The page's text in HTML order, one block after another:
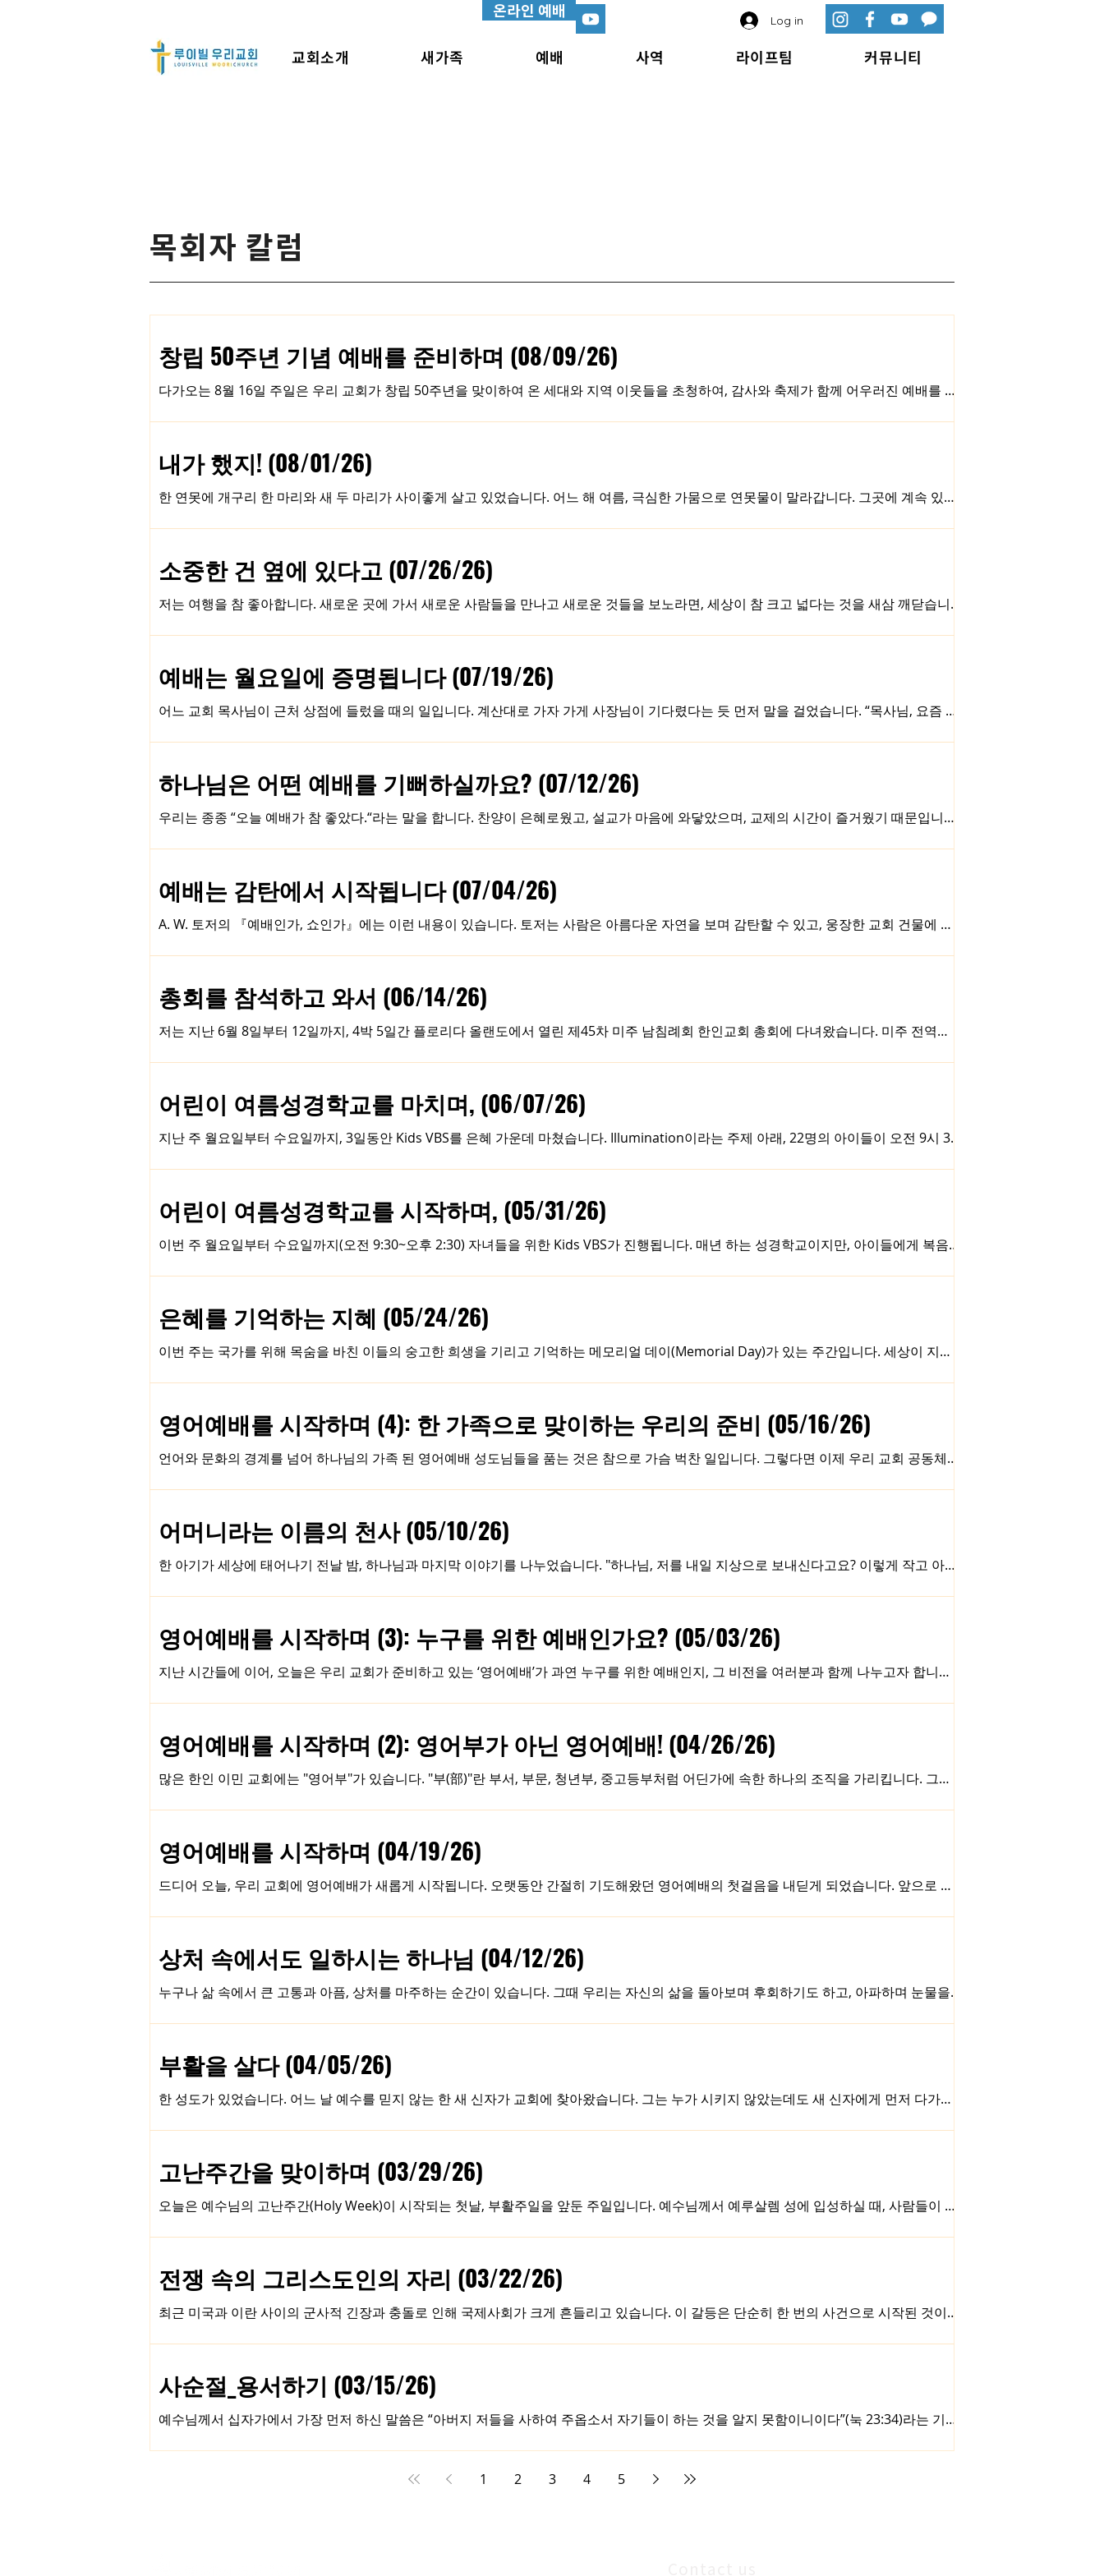
온라인 예배 Log in
교회소개 새가족 예배 사역 라이프팀 커뮤니티
목회자 칼럼
창립 50주년 기념 예배를 준비하며 (08/09/26)
다가오는 8월 16일 주일은 우리 교회가 창립 50주년을 맞이하여 온 세대와 지역 이웃들을 초청하여, 감사와 축제가 함께 어우러진 예배를 드
이나 의지가 아니라, 전적으로 하나님의 열심이 우리를 여기까지 이끌어오신 은혜였음을, 이번 예배를 통해 함께 고백하기 원합니다. 그리고
그 은혜 위에서, 이제는 하나님의 영광을 나타내며 나아갈 다음 50년을 기대하며 나아가길 소망합니다. 그래서 이번 기념예배는 단지 지난날
을 돌아보는 자리에 머물지 않고, 앞으로의 비전을 위해 함께 기도하는 시간이 되었으면 합니다. 이 루이빌 지역 가운데 하나님께서 품고 계
신 뜻과 계획이 무엇인지 발견하고, 그
내가 했지! (08/01/26)
한 연못에 개구리 한 마리와 새 두 마리가 사이좋게 살고 있었습니다. 어느 해 여름, 극심한 가뭄으로 연못물이 말라갑니다. 그곳에 계속 있다
오. 그런 일이 일어난다면 얼마나 재미있는 장면이겠습니까? 그런데 정말 그것이 현실이 되었고, 동네 아이들이 새와 개구리가 날아가는 모
습을 보고 신기해하며 말했습니다. “와, 진짜 멋지다! 누가 저렇게 멋진 아이디어를 냈지?” 그러자 나뭇가지를 물고 있던 개구리가 너무나 자
랑하고 싶어서 견딜 수 없었습니다. “내가 했지!” 그 순간 개구리는 떨어져 죽고 말았습니다. 우리 공동체 안에는 저마다 하나님께서 주신 각
기 다른 은사가 존재합니다. 어떤
소중한 건 옆에 있다고 (07/26/26)
저는 여행을 참 좋아합니다. 새로운 곳에 가서 새로운 사람들을 만나고 새로운 것들을 보노라면, 세상이 참 크고 넓다는 것을 새삼 깨닫습니
니다. 성도님들의 배려 덕분에 오랜만에 휴가를 얻어 한국에 다녀왔습니다. 가족들과 친척들, 그리운 지인들을 만나고 이곳저곳 여행도 하면
서, 익숙한 일상에서 잠시 벗어나 쉼을 누리고 왔습니다. 그리고 그 쉼 가운데 그동안 보지 못했던 것들, 미처 깨닫지 못했던 것들을 하나씩 돌
아보게 되었고, 하나님께 감사드릴 일들을 다시금 고백하는 시간이 되었습니다. 그런데 이번 여행에서 무엇보다 다시 한번 깊이 깨달은 것은,
집이 참 좋다는
예배는 월요일에 증명됩니다 (07/19/26)
어느 교회 목사님이 근처 상점에 들렀을 때의 일입니다. 계산대로 가자 가게 사장님이 기다렸다는 듯 먼저 말을 걸었습니다. “목사님, 요즘 교
이 있었나 싶었습니다.” 우리는 흔히 예배를 한 시간의 예식으로 생각하기 쉽습니다. 그러나 주일 예배가 끝나고 예배당 문을 나서는 순간부
터 삶의 예배가 시작됩니다. 예배 가운데 받은 은혜는 우리의 말과 행동, 가정과 직장, 그리고 가장 가까운 사람들을 대하는 태도 속에서 드러
나야 합니다. 하나님께서는 이러한 삶의 예배를 기뻐하십니다. 주일에는 하나님을 찬양하지만 월요일에는 세상 사람들과 다를 바 없이 살아
간다면, 우리는 예배를 드렸을지
하나님은 어떤 예배를 기뻐하실까요? (07/12/26)
우리는 종종 “오늘 예배가 참 좋았다.“라는 말을 합니다. 찬양이 은혜로웠고, 설교가 마음에 와닿았으며, 교제의 시간이 즐거웠기 때문입니다.
성경이 가르치는 방식대로 하나님께 드려지는 예배라고 말합니다. 그는 예배의 중심은 화려한 형식이 아니라 하나님 자신이며, 참된 예배는
하나님을 향한 믿음과 사랑, 그리고 경외함에서 시작된다고 강조합니다. 하나님께서는 예배의 길이나 규모보다 예배자의 마음을 먼저 보십
니다. 우리는 때때로 예배를 평가하는 사람이 되기 쉽습니다. 찬양은 어땠는지, 설교는 어땠는지, 분위기는 어땠는지를 이야기합니다. 그러나
성경은 예배를 평
예배는 감탄에서 시작됩니다 (07/04/26)
A. W. 토저의 『예배인가, 쇼인가』에는 이런 내용이 있습니다. 토저는 사람은 아름다운 자연을 보며 감탄할 수 있고, 웅장한 교회 건물에 들
습니다. 참된 예배는 하나님이 어떤 분이신지를 알고, 그분의 영광과 은혜 앞에서 마음 깊은 곳에서 우러나는 감탄이 삶의 고백으로 이어지는
것입니다. 우리는 때때로 너무 익숙하게 예배를 드립니다. 찬양을 부르고, 기도하고, 말씀을 듣지만 정작 하나님을 향한 감탄은 잃어버릴 때
가 있습니다. 그러나 예배는 순서를 따라가는 시간이 아닙니다. 하나님이 어떤 분이신지를 다시 바라보는 시간입니다. 하나님의 거룩하심에
감탄하고, 십자가의 은혜
총회를 참석하고 와서 (06/14/26)
저는 지난 6월 8일부터 12일까지, 4박 5일간 플로리다 올랜도에서 열린 제45차 미주 남침례회 한인교회 총회에 다녀왔습니다. 미주 전역
바로 우리 침례교단이 전도와 선교에 온 힘을 기울인다는 사실 때문입니다. 침례교는 개교회의 자치권을 소중히 여기는 교단입니다. 그러나
복음을 전하는 일만큼은, 우리는 경계를 넘어 하나가 됩니다. 매년 총회는 해외선교와 국내선교의 결과를 함께 보고하고, 앞으로의 방향을 함
께 결정하며, 선교사들을 함께 파송하는 귀한 결단의 시간을 갖습니다. 저는 이것이 우리 침례교의 진정한 자랑이라고 생각합니다. 각자의 자
리에서 독립적으로 서 있으면서도, 복음
어린이 여름성경학교를 마치며, (06/07/26)
지난 주 월요일부터 수요일까지, 3일동안 Kids VBS를 은혜 가운데 마쳤습니다. Illumination이라는 주제 아래, 22명의 아이들이 오전 9시 30
반공부와 Craft 시간, 오후의 레크리에이션과 물놀이, 바운스 하우스까지, 아이들은 온몸으로 그 시간을 누렸습니다. 김밥, 떡볶이, 피자로 차
려진 점심과 수박, 솜사탕, 음료 간식은 아이들의 마음을 사로잡기 충분했습니다 :). 그리고 VBS를 마치고 섬김이들과 피드백을 나누는 자리
에서, 우리는 하나같이 모든 것이 감사요, 은혜였음을 고백할 수밖에 없었습니다. 돌이켜보면, 말씀을 전하는 것도 물론 귀하고 소중했지만,
아이들
어린이 여름성경학교를 시작하며, (05/31/26)
이번 주 월요일부터 수요일까지(오전 9:30~오후 2:30) 자녀들을 위한 Kids VBS가 진행됩니다. 매년 하는 성경학교이지만, 아이들에게 복음을
하신 하나님 나라에 들어갈 수 있는 '어린아이와 같은 믿음(마 18:2-5)'의 핵심은 바로 수용성(Acceptance)입니다. 하나님의 말씀을 계산하거
나 의심하지 않고, 열린 마음으로 겸손하고 정직하게 그대로 받아들일(accept) 때 비로소 구원의 문이 열리게 됩니다. 저는 이번 여름 성경학
교를 통해 우리 자녀들이 하나님의 말씀을 그대로 받아 그 영혼에 하나님의 말씀이 건강하게 심겨지고, 자라나, 풍성한 열매를 맺게 되기를
간절히 기
은혜를 기억하는 지혜 (05/24/26)
이번 주는 국가를 위해 목숨을 바친 이들의 숭고한 희생을 기리고 기억하는 메모리얼 데이(Memorial Day)가 있는 주간입니다. 세상이 지나
처방을 내립니다. 그것은 바로 "마음의 컴퓨터를 켜서 그동안 하나님이 내 삶에 행하셨던 일들의 파일을 검색하라"는 것입니다. 현재의 어려
움이 아무리 커 보일지라도, 과거에 베풀어 주신 하나님의 은혜가 우리 마음의 컴퓨터에 가득 저장되어 있고 그것을 왜곡 없이 검색해낼 수
있다면, 우리는 어떤 절망 속에서도 다시 일어설 희망을 발견할 수 있다는 것입니다. 성경에서 역사를 가장 길고 심도 있게 기억하는 시편 78
편은 '마스길', 즉 '지혜의
영어예배를 시작하며 (4): 한 가족으로 맞이하는 우리의 준비 (05/16/26)
언어와 문화의 경계를 넘어 하나님의 가족 된 영어예배 성도님들을 품는 것은 참으로 가슴 벅찬 일입니다. 그렇다면 이제 우리 교회 공동체는
coming! We welcome you!”라고 인사해 주세요. 이처럼 그들을 단순한 방문자가 아니라, 하나님께서 맺어주신 '내 가족'으로 여기는 따뜻한
환대가 필요합니다. 두 번째로, ‘기도’의 울타리를 만들어 주세요. 새롭게 세워진 영어예배가 구원의 감격이 넘치는 자리가 되기 위해서는 공
동체의 기도가 많이 필요합니다. 개인 기도 시간과 Life Team 모임 때마다 영어예배 성도들과 그 예배를 위해서 함께 기도해 주세요. 우
어머니라는 이름의 천사 (05/10/26)
한 아기가 세상에 태어나기 전날 밤, 하나님과 마지막 이야기를 나누었습니다. "하나님, 저를 내일 지상으로 보내신다고요? 이렇게 작고 아무
다운 말로 너에게 이야기해 줄 거야. 그리고 끝없는 인내와 사랑으로 말하는 법도 가르쳐 줄 테니 걱정하지 말거라." "그래도… 제가 하나님께
말씀드리고 싶을 땐 어떻게 해요?" "그럴 땐 네 천사가 네 작은 손을 꼭 잡고 기도하는 법을 알려줄 거란다." "지상에는 나쁜 사람도 많다던데,
저 자신을 어떻게 보호하죠?" "네 천사가 목숨을 걸고서라도 너를 지켜줄 거야." 그 순간 하늘이 고요해지고, 저 아래 지상에서 소리가 들려오
기 시작
영어예배를 시작하며 (3): 누구를 위한 예배인가요? (05/03/26)
지난 시간들에 이어, 오늘은 우리 교회가 준비하고 있는 ‘영어예배’가 과연 누구를 위한 예배인지, 그 비전을 여러분과 함께 나누고자 합니다.
문화는 여전히 한국적이어서, 미국 현지 교회 낯설고, 한국어 예배는 언어의 장벽이 느껴졌던 이민 2세분들, 한국어가 서툴러 예배의 감동을
온전히 누리기 어려웠던 외국인 배우자 분들 모두를 한 가족으로 품는 예배입니다. 또한 고등학교를 졸업하고 타주로 떠났던 우리 아이들이
언제든 다시 돌아와 "이곳이 바로 내 교회구나"라는 소속감을 잃지 않고 신앙의 끈을 이어갈 수 있는 예배가 영어예배입니다. 뿐만 아니라, K-
pop, K-drama
영어예배를 시작하며 (2): 영어부가 아닌 영어예배! (04/26/26)
많은 한인 이민 교회에는 "영어부"가 있습니다. "부(部)"란 부서, 부문, 청년부, 중고등부처럼 어딘가에 속한 하나의 조직을 가리킵니다. 그렇
영어부가 각각의 부서로 존재하다 보니, 같은 방향을 바라보기보다 서로를 의식하며 긴장 관계에 놓일 때가 생깁니다. 한쪽은 "왜 우리 방식
을 따르지 않느냐"고 느끼고, 다른 쪽은 "왜 우리를 간섭하느냐"고 느끼기 때문입니다. 이것은 많은 한인 이민 교회들이 오랫동안 씨름해 온
부분입니다. 그래서 이번에 우리 교회에서 Leigh Miah 목사님과 함께 세우려는 것은 영어부(English Ministry)가 아니라, 영어예배(English S
영어예배를 시작하며 (04/19/26)
드디어 오늘, 우리 교회에 영어예배가 새롭게 시작됩니다. 오랫동안 간절히 기도해왔던 영어예배의 첫걸음을 내딛게 되었습니다. 앞으로 몇
은 Leigh Miah 목사님 입니다.(“리 미아”라고 발음하시고, 친근하게 “리” 라고 불러주시기를 원하십니다). 영국 런던 출신이신 Leigh 목사님
은, 루이빌 출신의 아내 Amanda를 만나 이곳 루이빌에 정착하시게 되었고, 담임목회자로도 교회를 섬기셨습니다. 런던에서 한국인 총장이
이끄시는 신학교에서 공부하셨기에 한국인과 한국 문화에 깊은 이해와 따뜻한 애정을 갖고 계셨던 차에, 올해 초 저와 연락이 닿게 되었습니
다. 그래서 목사님과 만나 한
상처 속에서도 일하시는 하나님 (04/12/26)
누구나 삶 속에서 큰 고통과 아픔, 상처를 마주하는 순간이 있습니다. 그때 우리는 자신의 삶을 돌아보며 후회하기도 하고, 아파하며 눈물을
는 구제불능이야.” 이러한 말들이 머릿속을 맴돌며 우리의 정체성을 흔들고, 두려움과 염려를 키워갑니다. 하지만 이때 우리가 반드시 기억해
야 할 것이 있습니다. 우리가 겪는 상처와 아픔, 고난과 절망의 순간들조차도 하나님의 주권 아래 있다는 사실입니다. 우리가 원하지 않았던
상황 속에도 하나님의 뜻과 목적이 있으며, 보이지 않는 하나님의 손이 여전히 우리를 붙들고 계십니다. 하나님은 우리를 벌하시기 위함이 아
니라, 그 시간을 통해 우리에게 꼭 필
부활을 살다 (04/05/26)
한 성도가 있었습니다. 어느 날 예수를 믿지 않는 한 새 신자가 교회에 찾아왔습니다. 그는 누가 시키지 않았는데도 새 신자에게 먼저 다가가,
로는 의아했습니다. 그래서 어느 날 그 성도에게 물었습니다. “도대체 왜 이렇게 잘해 주십니까?” 그때 그 성도가 이렇게 대답했습니다. “예수
님이 부활하셨잖아요.” 무슨 의미일까요? “주님의 부활하심으로 나도 부활할 수 있고, 새 사람이 될 수 있었기 때문에, 그 부활의 삶이 무엇인
지 당신에게 보여 주고 싶고, 함께 그렇게 살아가고 싶습니다.” 이것이 바로 부활의 삶입니다. 부활은 단순히 믿어야 할 사건이 아니라, 살아내
야 할 삶이라는 것입니
고난주간을 맞이하며 (03/29/26)
오늘은 예수님의 고난주간(Holy Week)이 시작되는 첫날, 부활주일을 앞둔 주일입니다. 예수님께서 예루살렘 성에 입성하실 때, 사람들이 종
문을 받으신 뒤(마 26:67-68), 금요일 아침 빌라도 총독의 명령에 따라 십자가에 못 박히셨습니다(마 27:24-26, 35). 그래서 교회는 예수님께
서 십자가에서 죽으신 금요일을 성금요일(Good Friday)로, 그리고 죽음을 이기시고 부활하신 날을 부활주일(Easter Sunday)로 지켜오고 있
습니다. 우리의 죄를 위해 죽으신 십자가의 사건과, 우리에게 영원한 생명의 길을 열어주신 부활의
전쟁 속의 그리스도인의 자리 (03/22/26)
최근 미국과 이란 사이의 군사적 긴장과 충돌로 인해 국제사회가 크게 흔들리고 있습니다. 이 갈등은 단순히 한 번의 사건으로 시작된 것이
라엘과 그 동맹국을 무조건적으로 지지해야 한다고 생각합니다. 하나님께서 택하신 백성이기 때문에 그들의 입장과 행동을 모두 정당화해야
한다는 주장도 들려옵니다. 구약성경에서 하나님께서 이스라엘에게 약속하신 땅과 축복의 말씀을 근거로, 오늘날의 정치적 현실에도 그대로
적용하려는 시도입니다. 그러나 하나님께서 주신 약속은 언제나 하나님의 언약 안에서, 그리고 하나님께 대한 순종과 믿음 안에서 이해되어
야 합니다. 존 파이퍼 목사가 말한 것처럼, 하나님을
사순절_용서하기 (03/15/26)
예수님께서 십자가에서 가장 먼저 하신 말씀은 “아버지 저들을 사하여 주옵소서 자기들이 하는 것을 알지 못함이니이다”(눅 23:34)라는 기도
셨을까요? 그것은 예수님께서 이 땅에 오신 이유가 바로 죄의 용서를 이루기 위함이었기 때문입니다. 예수님께서는 자신의 사명을 스스로 밝
1 2 3 4 5